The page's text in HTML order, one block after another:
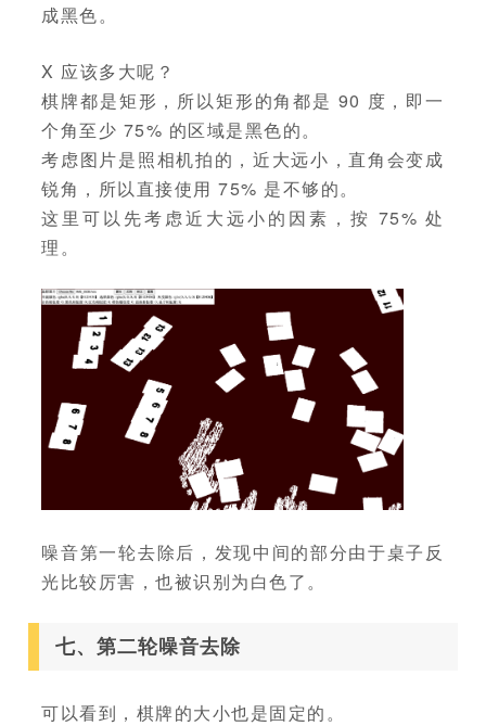
成黑色。
X 应该多大呢？
棋牌都是矩形，所以矩形的角都是 90 度，即一
个角至少 75% 的区域是黑色的。
考虑图片是照相机拍的，近大远小，直角会变成
锐角，所以直接使用 75% 是不够的。
这里可以先考虑近大远小的因素，按 75% 处
理。
噪音第一轮去除后，发现中间的部分由于桌子反
光比较厉害，也被识别为白色了。
七、第二轮噪音去除
可以看到，棋牌的大小也是固定的。